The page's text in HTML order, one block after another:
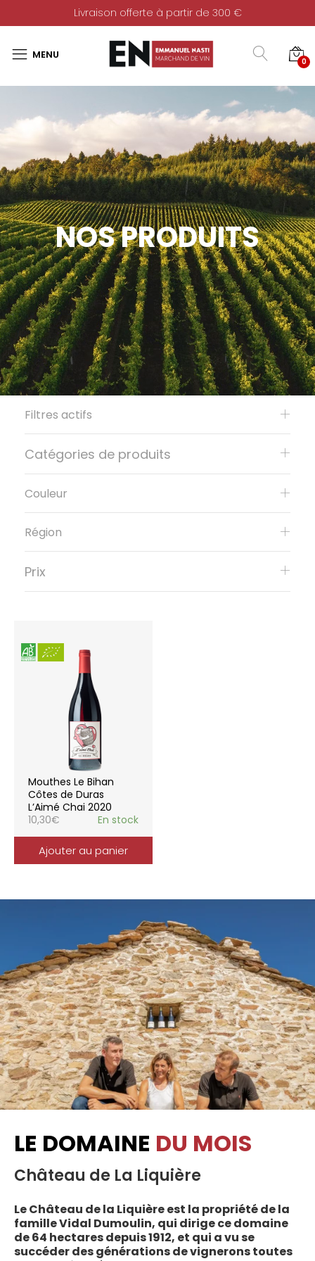
Livraison offerte à partir de 300 €
0
NOS PRODUITS
Mouthes Le Bihan
Côtes de Duras
L’Aimé Chai 2020
10,30€ En stock
Ajouter au panier
Filtres actifs
Catégories de produits
Couleur
Région
Prix
LE DOMAINE DU MOIS
Château de La Liquière
Le Château de la Liquière est la propriété de la
famille Vidal Dumoulin, qui dirige ce domaine
de 64 hectares depuis 1912, et qui a vu se
succéder des générations de vignerons toutes